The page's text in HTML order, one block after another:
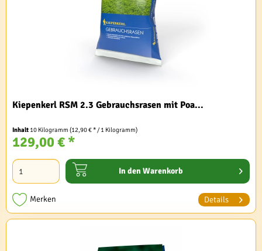
Kiepenkerl RSM 2.3 Gebrauchsrasen mit Poa...
Inhalt 10 Kilogramm(12,90 € * / 1 Kilogramm)
129,00 € *
In den Warenkorb
Merken Details